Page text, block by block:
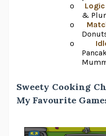
o
&
o
o
Sweety Cooking
My Favourite